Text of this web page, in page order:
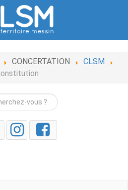
CONCERTATION
CLSM